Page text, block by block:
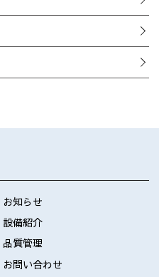
お知らせ
設備紹介
品質管理
お問い合わせ